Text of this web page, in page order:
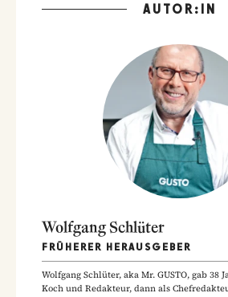
AUTOR:IN
Wolfgang Schlüter
FRÜHERER HERAUSGEBER
Wolfgang Schlüter, aka Mr. GUSTO, gab 38
Koch und Redakteur, dann als